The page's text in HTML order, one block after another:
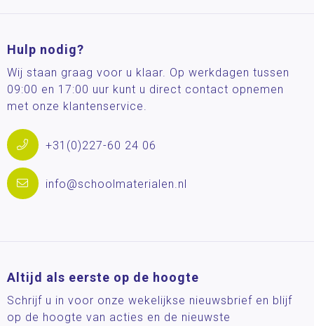
Hulp nodig?
Wij staan graag voor u klaar. Op werkdagen tussen
09:00 en 17:00 uur kunt u direct contact opnemen
met onze klantenservice.
+31(0)227-60 24 06
info@schoolmaterialen.nl
Altijd als eerste op de hoogte
Schrijf u in voor onze wekelijkse nieuwsbrief en blijf
op de hoogte van acties en de nieuwste